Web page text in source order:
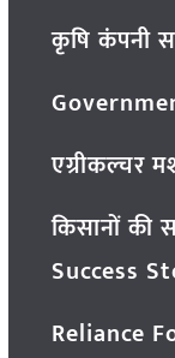
कृषि कंपनी
एग्रीकल्चर
किसानों की
Success
Reliance